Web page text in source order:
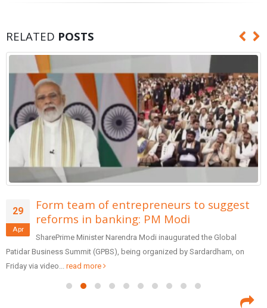
RELATED POSTS
29
Apr
Form team of entrepreneurs to suggest
reforms in banking: PM Modi
SharePrime Minister Narendra Modi inaugurated the Global
Patidar Business Summit (GPBS), being organized by Sardardham, on
Friday via video... read more